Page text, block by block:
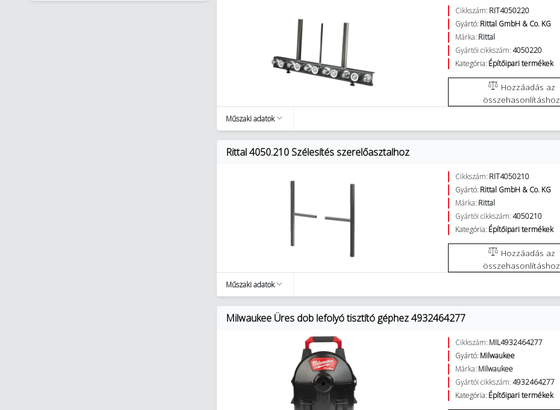
Cikkszám: RIT4050220
Gyártó: Rittal GmbH & Co. KG
Márka: Rittal
Gyártói cikkszám:4050220
Kategória: Építőipari termékek
összehasonlításhoz
Műszaki adatok
Rittal 4050.210 Szélesítés szerelőasztalhoz
Cikkszám: RIT4050210
Gyártó: Rittal GmbH & Co. KG
Márka: Rittal
Gyártói cikkszám:4050210
Kategória: Építőipari termékek
összehasonlításhoz
Műszaki adatok
Milwaukee Üres dob lefolyó tisztító géphez 4932464277
Cikkszám: MIL4932464277
Gyártó: Milwaukee
Márka: Milwaukee
Gyártói cikkszám:4932464277
Kategória: Építőipari termékek